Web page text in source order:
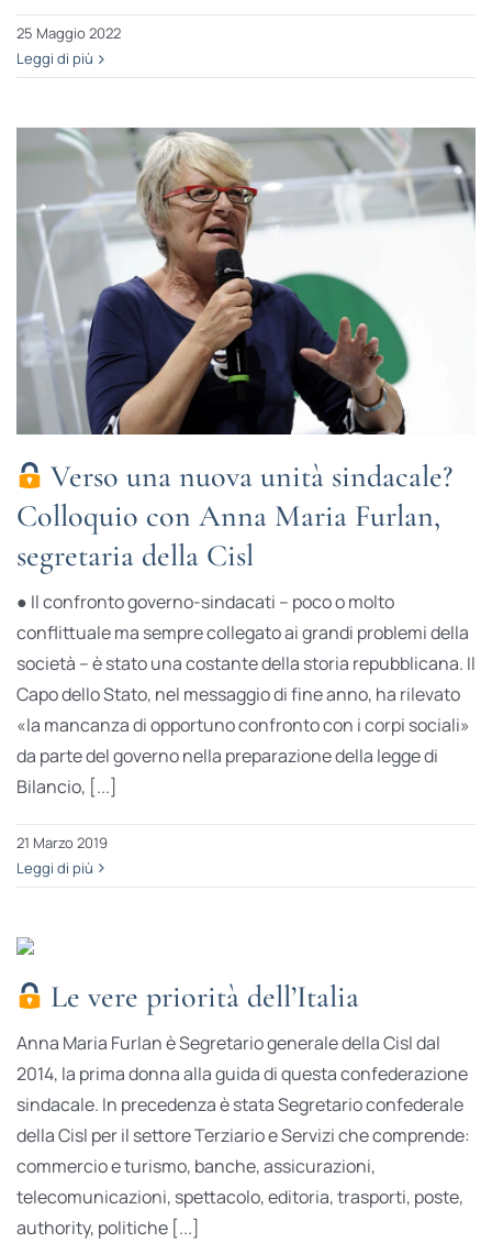
25 Maggio 2022
Leggi di più
Verso una nuova unità sindacale?
Colloquio con Anna Maria Furlan,
segretaria della Cisl
● Il confronto governo-sindacati – poco o molto
conflittuale ma sempre collegato ai grandi problemi della
società – è stato una costante della storia repubblicana. Il
Capo dello Stato, nel messaggio di fine anno, ha rilevato
«la mancanza di opportuno confronto con i corpi sociali»
da parte del governo nella preparazione della legge di
Bilancio, [...]
21 Marzo 2019
Leggi di più
Le vere priorità dell’Italia
Anna Maria Furlan è Segretario generale della Cisl dal
2014, la prima donna alla guida di questa confederazione
sindacale. In precedenza è stata Segretario confederale
della Cisl per il settore Terziario e Servizi che comprende:
commercio e turismo, banche, assicurazioni,
telecomunicazioni, spettacolo, editoria, trasporti, poste,
authority, politiche [...]